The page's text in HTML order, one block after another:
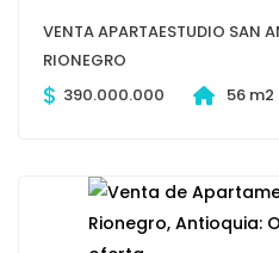
VENTA APARTAESTUDIO SAN
RIONEGRO
$ 390.000.000 56 m2